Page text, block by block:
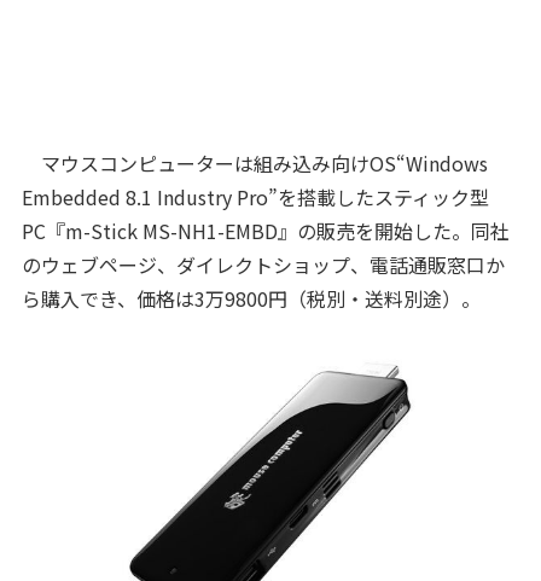
マウスコンピューターは組み込み向けOS“Windows
Embedded 8.1 Industry Pro”を搭載したスティック型
PC『m-Stick MS-NH1-EMBD』の販売を開始した。同社
のウェブページ、ダイレクトショップ、電話通販窓口か
ら購入でき、価格は3万9800円（税別・送料別途）。